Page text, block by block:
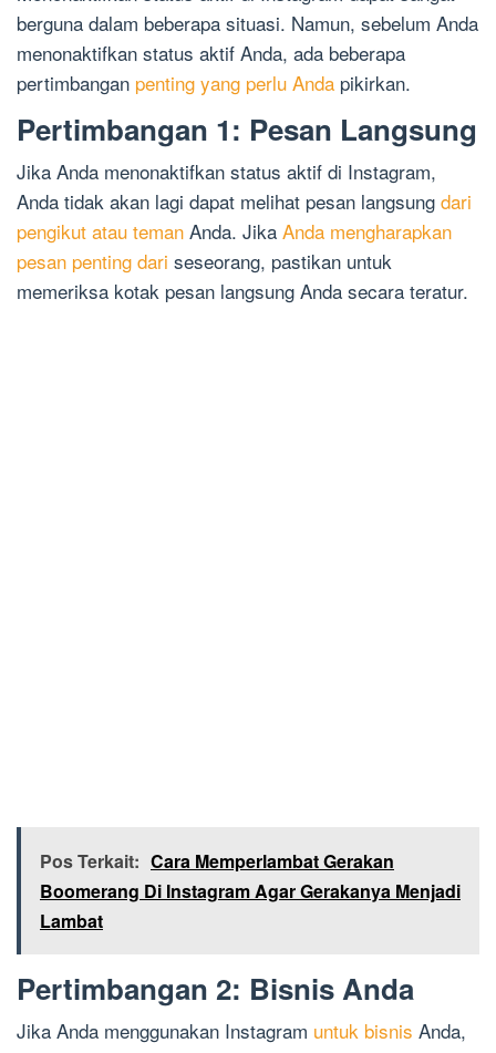
berguna dalam beberapa situasi. Namun, sebelum Anda
menonaktifkan status aktif Anda, ada beberapa
pertimbangan penting yang perlu Anda pikirkan.
Pertimbangan 1: Pesan Langsung
Jika Anda menonaktifkan status aktif di Instagram,
Anda tidak akan lagi dapat melihat pesan langsung dari
pengikut atau teman Anda. Jika Anda mengharapkan
pesan penting dari seseorang, pastikan untuk
memeriksa kotak pesan langsung Anda secara teratur.
Pos Terkait: Cara Memperlambat Gerakan
Boomerang Di Instagram Agar Gerakanya Menjadi
Lambat
Pertimbangan 2: Bisnis Anda
Jika Anda menggunakan Instagram untuk bisnis Anda,